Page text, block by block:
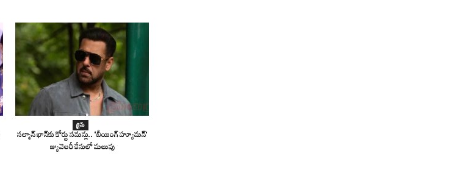
క్రైమ్
సల్మాన్ ఖాన్‌కు కోర్టు సమన్లు.. ‘బీయింగ్ హ్యూమన్’
జ్యువెలరీ కేసులో మలుపు